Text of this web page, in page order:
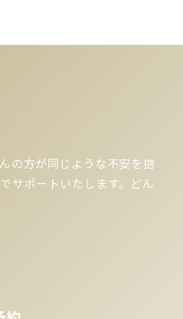
の方が同じような不安を抱
サポートいたします。どん